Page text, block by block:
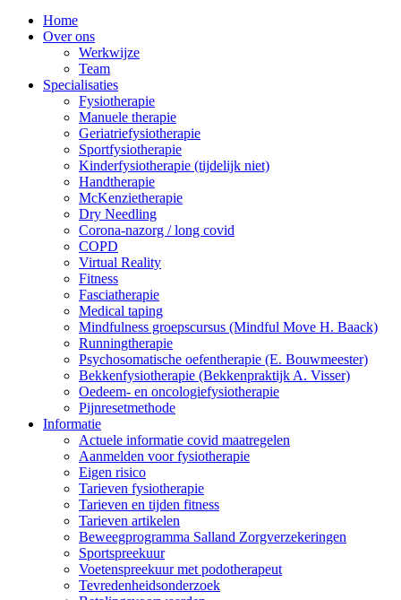
Home
Over ons
Werkwijze
Team
Specialisaties
Fysiotherapie
Manuele therapie
Geriatriefysiotherapie
Sportfysiotherapie
Kinderfysiotherapie (tijdelijk niet)
Handtherapie
McKenzietherapie
Dry Needling
Corona-nazorg / long covid
COPD
Virtual Reality
Fitness
Fasciatherapie
Medical taping
Mindfulness groepscursus (Mindful Move H. Baack)
Runningtherapie
Psychosomatische oefentherapie (E. Bouwmeester)
Bekkenfysiotherapie (Bekkenpraktijk A. Visser)
Oedeem- en oncologiefysiotherapie
Pijnresetmethode
Informatie
Actuele informatie covid maatregelen
Aanmelden voor fysiotherapie
Eigen risico
Tarieven fysiotherapie
Tarieven en tijden fitness
Tarieven artikelen
Beweegprogramma Salland Zorgverzekeringen
Sportspreekuur
Voetenspreekuur met podotherapeut
Tevredenheidsonderzoek